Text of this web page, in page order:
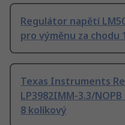
Regulátor napětí
pro výměnu za chodu
Texas Instruments
LP3982IMM-3.3/
8 kolíkový